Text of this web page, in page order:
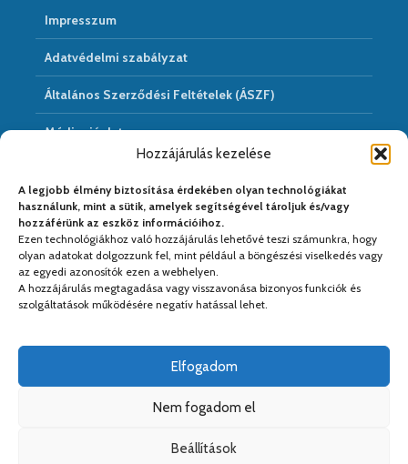
Hozzájárulás kezelése
A legjobb élmény biztosítása érdekében olyan technológiákat
használunk, mint a sütik, amelyek segítségével tároljuk és/vagy
hozzáférünk az eszköz információihoz.
Ezen technológiákhoz való hozzájárulás lehetővé teszi számunkra, hogy
olyan adatokat dolgozzunk fel, mint például a böngészési viselkedés vagy
az egyedi azonosítók ezen a webhelyen.
A hozzájárulás megtagadása vagy visszavonása bizonyos funkciók és
szolgáltatások működésére negatív hatással lehet.
Elfogadom
Nem fogadom el
Beállítások
Impresszum
Adatvédelmi szabályzat
Általános Szerződési Feltételek (ÁSZF)
Médiaajánlat
Médiapartnereink: